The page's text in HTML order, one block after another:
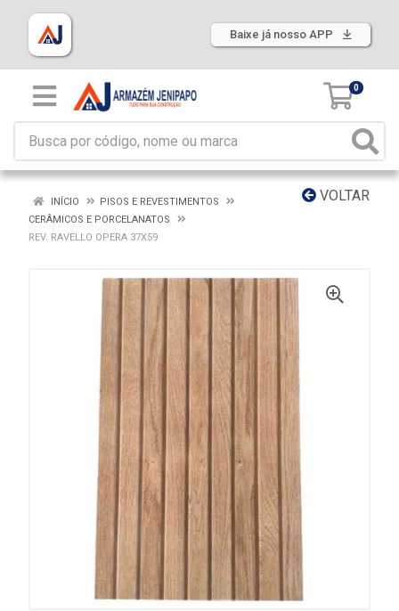
Baixe já nosso APP
0
VOLTAR
INÍCIO
PISOS E REVESTIMENTOS
CERÂMICOS E PORCELANATOS
REV. RAVELLO OPERA 37X59